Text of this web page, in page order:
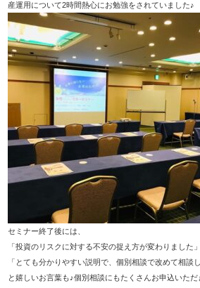
産運用について2時間熱心にお勉強をされていました♪
セミナー終了後には、
「投資のリスクに対する不安の捉え方が変わりました」
「とても分かりやすい説明で、個別相談で改めて相談
と嬉しいお言葉も♪個別相談にもたくさんお申込いただ